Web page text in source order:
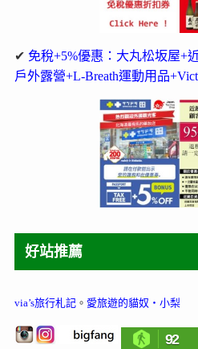
✔ 免稅+5%優惠：大丸松坂屋+
戶外露營+L-Breath運動用品
好站推薦
via’s旅行札記。 愛旅遊的貓奴‧小梨
92